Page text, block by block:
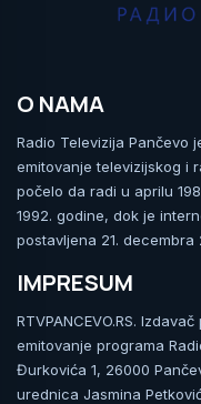
O NAMA
Radio Televizija Pančevo
emitovanje televizijskog i
počelo da radi u aprilu
1992. godine, dok je
postavljena 21. decembra
IMPRESUM
RTVPANCEVO.RS.
emitovanje programa
Đurkovića 1, 26000
urednica Jasmina